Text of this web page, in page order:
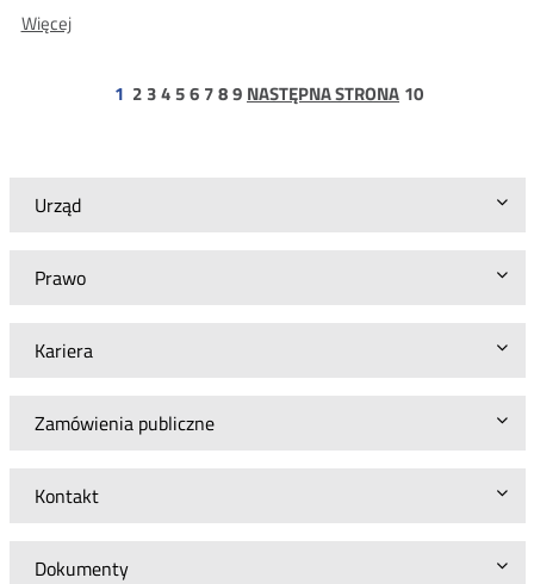
Urząd
Prawo
Kariera
Zamówienia publiczne
Kontakt
Dokumenty
WięcejO:
decyzji
Komputer
do
Hyperion
1 strona
2 strona
3strona
4strona
5strona
6 strona
7strona
8strona
9 NASTĘPNA STRONA 10strona